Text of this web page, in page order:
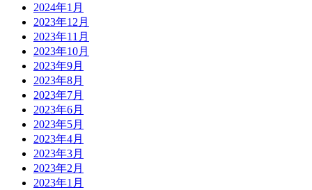
2024年1月
2023年12月
2023年11月
2023年10月
2023年9月
2023年8月
2023年7月
2023年6月
2023年5月
2023年4月
2023年3月
2023年2月
2023年1月